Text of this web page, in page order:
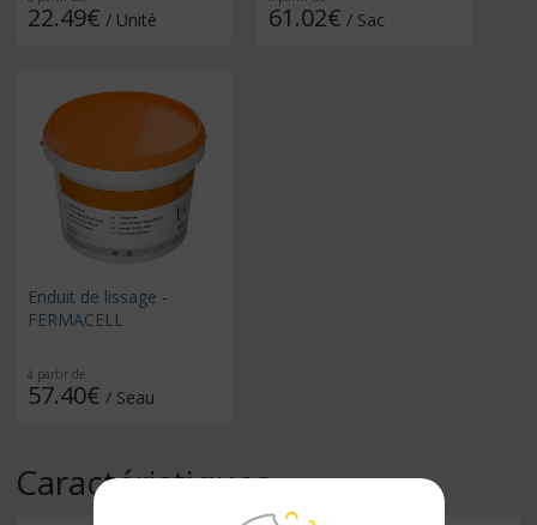
22.49€ / Unité 61.02€ / Sac
Enduit de lissage -
FERMACELL
à partir de
57.40€ / Seau
Caractéristiques